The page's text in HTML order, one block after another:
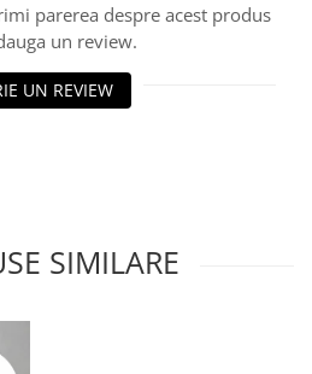
parerea despre acest produs
un review.
UN REVIEW
SIMILARE